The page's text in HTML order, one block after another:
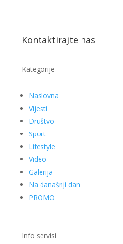
Kontaktirajte nas
Kategorije
Naslovna
Vijesti
Društvo
Sport
Lifestyle
Video
Galerija
Na današnji dan
PROMO
Info servisi